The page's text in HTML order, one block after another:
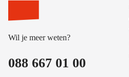
Wil je meer weten?
088 667 01 00